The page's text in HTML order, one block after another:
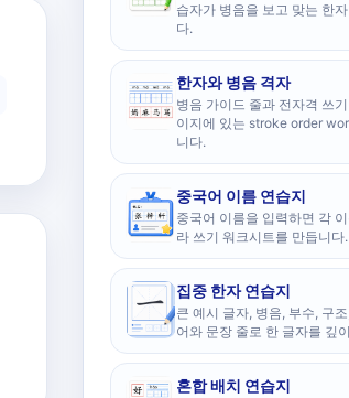
습자가 병음을 보고 맞는 한
다.
한자와 병음 격자
병음 가이드 줄과 전자격 쓰
이지에 있는 stroke order
니다.
중국어 이름 연습지
중국어 이름을 입력하면 각
라 쓰기 워크시트를 만듭니다.
집중 한자 연습지
큰 예시 글자, 병음, 부수, 구
어와 문장 줄로 한 글자를 깊
혼합 배치 연습지